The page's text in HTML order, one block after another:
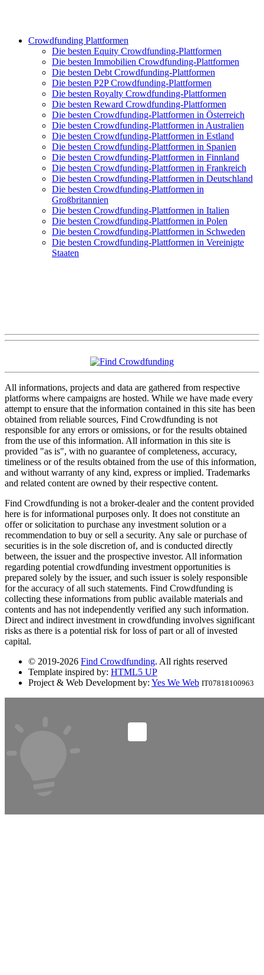
Crowdfunding Plattformen
Die besten Equity Crowdfunding-Plattformen
Die besten Immobilien Crowdfunding-Plattformen
Die besten Debt Crowdfunding-Plattformen
Die besten P2P Crowdfunding-Plattformen
Die besten Royalty Crowdfunding-Plattformen
Die besten Reward Crowdfunding-Plattformen
Die besten Crowdfunding-Plattformen in Österreich
Die besten Crowdfunding-Plattformen in Australien
Die besten Crowdfunding-Plattformen in Estland
Die besten Crowdfunding-Plattformen in Spanien
Die besten Crowdfunding-Plattformen in Finnland
Die besten Crowdfunding-Plattformen in Frankreich
Die besten Crowdfunding-Plattformen in Deutschland
Die besten Crowdfunding-Plattformen in
Großbritannien
Die besten Crowdfunding-Plattformen in Italien
Die besten Crowdfunding-Plattformen in Polen
Die besten Crowdfunding-Plattformen in Schweden
Die besten Crowdfunding-Plattformen in Vereinigte
Staaten
All informations, projects and data are gathered from respective
platforms where campaigns are hosted. While we have made every
attempt to ensure that the information contained in this site has been
obtained from reliable sources, Find Crowdfunding is not
responsible for any errors or omissions, or for the results obtained
from the use of this information. All information in this site is
provided "as is", with no guarantee of completeness, accuracy,
timeliness or of the results obtained from the use of this information,
and without warranty of any kind, express or implied. Trademarks
and related content are owned by their respective content.
Find Crowdfunding is not a broker-dealer and the content provided
here is for informational purposes only. It does not constitute an
offer or solicitation to purchase any investment solution or a
recommendation to buy or sell a security. Any sale or purchase of
securities is in the sole discretion of, and is conducted directly
between, the issuer and the prospective investor. All information
regarding potential crowdfunding investment opportunities is
prepared solely by the issuer, and such issuer is solely responsible
for the accuracy of all such statements. Find Crowdfunding is
collecting these informations from public available materials and
contents and has not independently verified any such information.
Direct and indirect investment in crowdfunding involves significant
risks as there is a potential risk for loss of part or all of invested
capital.
© 2019-2026 Find Crowdfunding. All rights reserved
Template inspired by: HTML5 UP
Project & Web Development by: Yes We Web IT07818100963